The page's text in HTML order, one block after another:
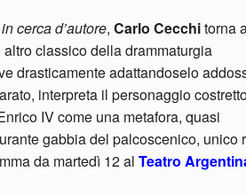
cerca d’autore, Carlo Cecchitorna
classico della drammaturgia
drasticamente adattandoselo
interpreta il personaggio
IV come una metafora, quasi
gabbia del palcoscenico, unico
da martedì 12 al Teatro